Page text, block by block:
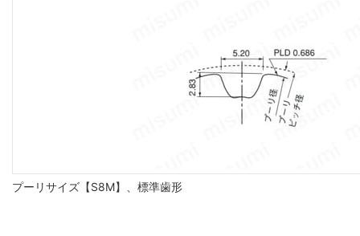
プーリサイズ【S8M】、標準歯形